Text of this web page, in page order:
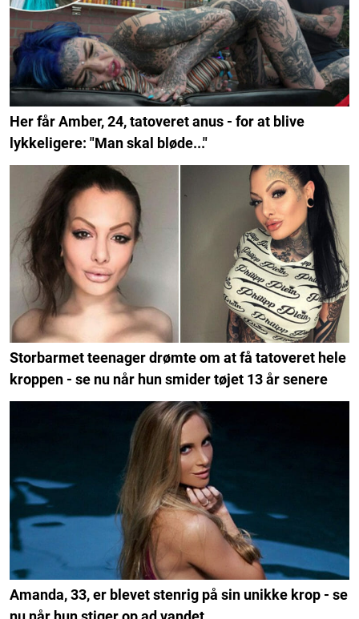
Her får Amber, 24, tatoveret anus - for at blive
lykkeligere: "Man skal bløde..."
Storbarmet teenager drømte om at få tatoveret hele
kroppen - se nu når hun smider tøjet 13 år senere
Amanda, 33, er blevet stenrig på sin unikke krop - se